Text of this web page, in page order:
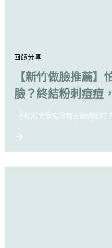
回饋分享
【新竹做臉推薦】
臉？終結粉刺痘痘
不曉得大家有沒有去做過臉呢